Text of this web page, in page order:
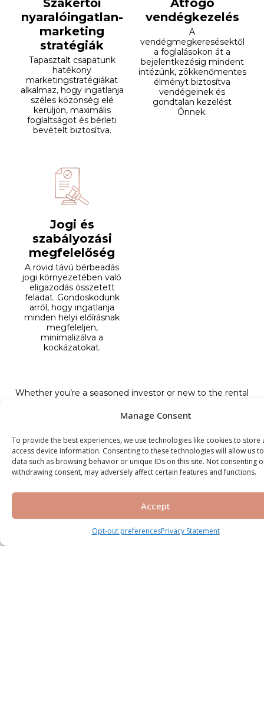
Manage Consent
To provide the best experiences, we use technologies like cookies to store
access device information. Consenting to these technologies will allow us
data such as browsing behavior or unique IDs on this site. Not consenting
withdrawing consent, may adversely affect certain features and functions.
Accept
Opt-out preferencesPrivacy Statement
Szakértői
nyaralóingatlan-
marketing
stratégiák
Tapasztalt csapatunk
hatékony
marketingstratégiákat
alkalmaz, hogy ingatlanja
széles közönség elé
kerüljön, maximális
foglaltságot és bérleti
bevételt biztosítva.
Átfogó
vendégkezelés
A
vendégmegkeresésektől
a foglalásokon át a
bejelentkezésig mindent
intézünk, zökkenőmentes
élményt biztosítva
vendégeinek és
gondtalan kezelést
Önnek.
Jogi és
szabályozási
megfelelőség
A rövid távú bérbeadás
jogi környezetében való
eligazodás összetett
feladat. Gondoskodunk
arról, hogy ingatlanja
minden helyi előírásnak
megfeleljen,
minimalizálva a
kockázatokat.
Whether you’re a seasoned investor or new to the rental
unique needs. Join the Livin’ Experts community and watch
your property thrive in the dynamic world of short-term